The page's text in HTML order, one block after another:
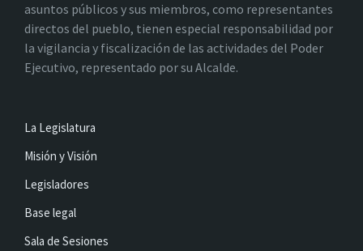
asuntos públicos y sus miembros, como representantes
directos del pueblo, tienen especial responsabilidad por
la vigilancia y fiscalización de las actividades del Poder
Ejecutivo, representado por su Alcalde.
La Legislatura
Misión y Visión
Legisladores
Base legal
Sala de Sesiones